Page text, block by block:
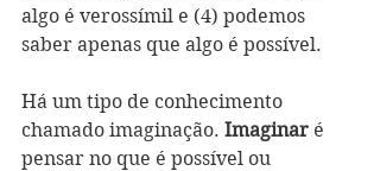
algo é verossímil e (4) podemos
saber apenas que algo é possível.
Há um tipo de conhecimento
chamado imaginação. Imaginar é
pensar no que é possível ou